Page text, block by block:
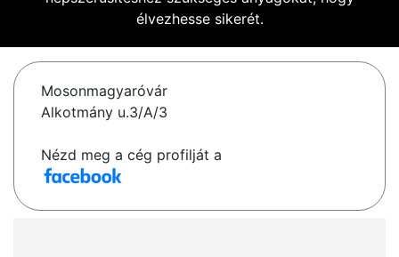
élvezhesse sikerét.
Mosonmagyaróvár
Alkotmány u.3/A/3
Nézd meg a cég profilját a